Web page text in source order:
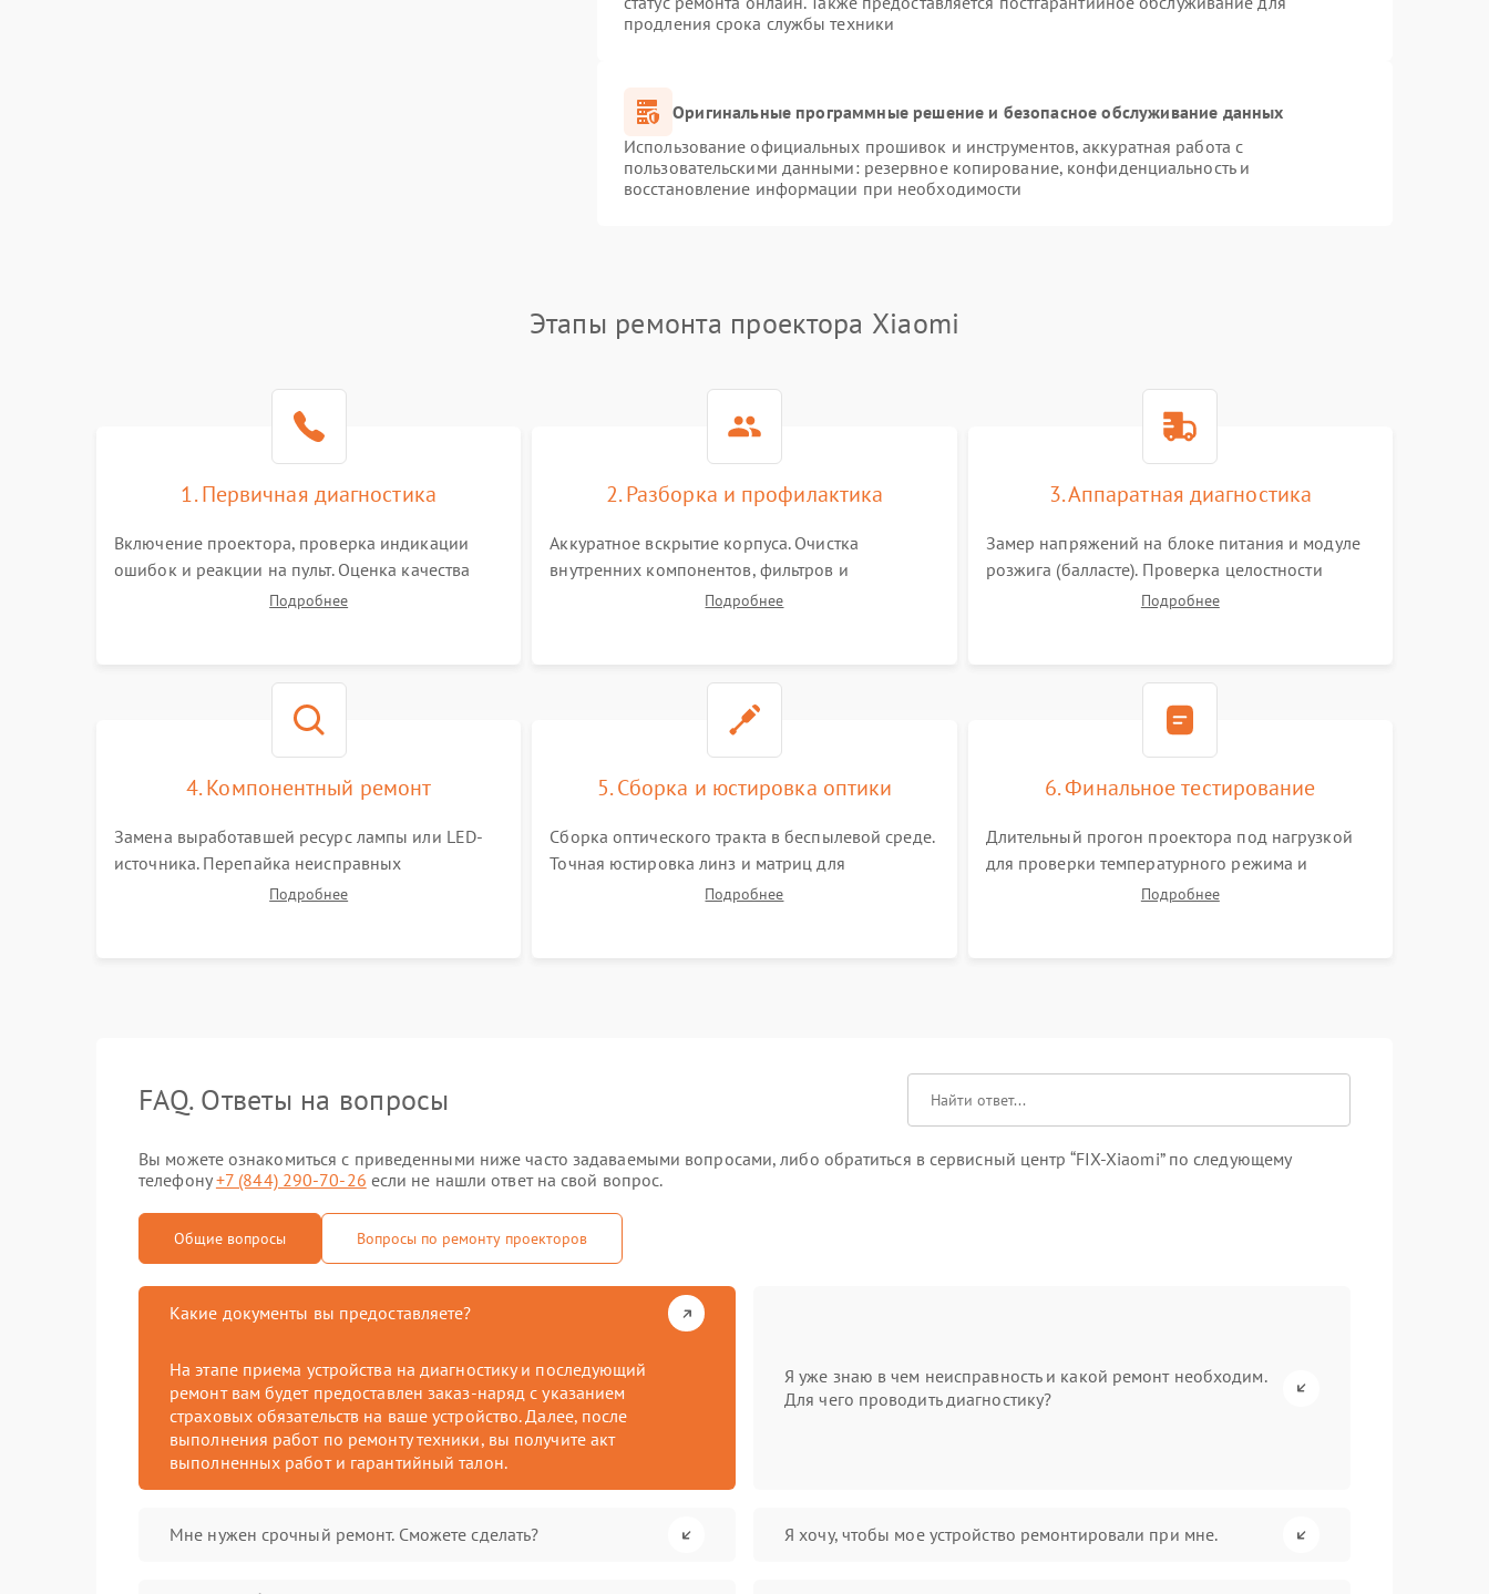
продления срока службы техники
Оригинальные программные решение и безопасное обслуживание данных
Использование официальных прошивок и инструментов, аккуратная работа с
пользовательскими данными: резервное копирование, конфиденциальность и
восстановление информации при необходимости
Этапы ремонта проектора Xiaomi
1. Первичная диагностика
Включение проектора, проверка индикации
ошибок и реакции на пульт. Оценка качества
проекции, яркости лампы, наличия артефактов
Подробнее
2. Разборка и профилактика
Аккуратное вскрытие корпуса. Очистка
внутренних компонентов, фильтров и
вентиляторов от накопившейся пыли.
Подробнее
3. Аппаратная диагностика
Замер напряжений на блоке питания и модуле
розжига (балласте). Проверка целостности
цветового колеса (DLP) или поляризаторов (LCD).
Подробнее
4. Компонентный ремонт
Замена выработавшей ресурс лампы или LED-
источника. Перепайка неисправных
компонентов на платах. Замена DMD-чипа при
Подробнее
5. Сборка и юстировка оптики
Сборка оптического тракта в беспылевой среде.
Точная юстировка линз и матриц для
правильного сведения цветов и устранения
Подробнее
6. Финальное тестирование
Длительный прогон проектора под нагрузкой
для проверки температурного режима и
отсутствия перегрева. Оценка фокуса,
Подробнее
FAQ. Ответы на вопросы
Вы можете ознакомиться с приведенными ниже часто задаваемыми вопросами, либо обратиться в сервисный центр “FIX-Xiaomi” по следующему
телефону+7 (844) 290-70-26 если не нашли ответ на свой вопрос.
Общие вопросы Вопросы по ремонту проекторов
Какие документы вы предоставляете?
На этапе приема устройства на диагностику и последующий
ремонт вам будет предоставлен заказ-наряд с указанием
страховых обязательств на ваше устройство. Далее, после
выполнения работ по ремонту техники, вы получите акт
выполненных работ и гарантийный талон.
Я уже знаю в чем неисправность и какой ремонт необходим.
Для чего проводить диагностику?
Мне нужен срочный ремонт. Сможете сделать? Я хочу, чтобы мое устройство ремонтировали при мне.